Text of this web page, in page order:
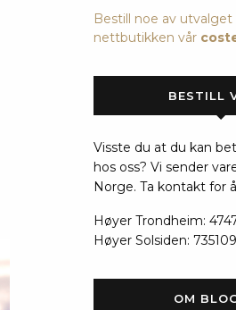
Bestill noe av utvalget
nettbutikken vår
BESTILL
Visste du at du kan
hos oss? Vi sender
Norge. Ta kontakt for
Høyer Trondheim:
Høyer Solsiden:
OM